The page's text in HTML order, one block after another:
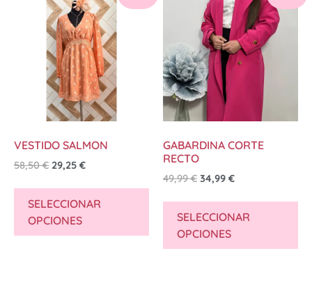
VESTIDO SALMON
58,50€ 29,25 €
SELECCIONAR
OPCIONES
GABARDINA CORTE
RECTO
49,99€ 34,99 €
SELECCIONAR
OPCIONES